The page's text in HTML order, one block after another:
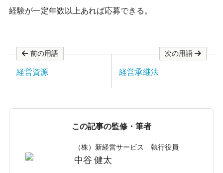
経験が一定年数以上あれば応募できる。
前の用語
経営資源
次の用語
経営承継法
この記事の監修・筆者
（株）新経営サービス 執行役員
中谷 健太